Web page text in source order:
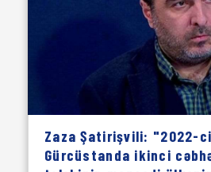
Zaza Şatirişvili: "2022-
Gürcüstanda ikinci